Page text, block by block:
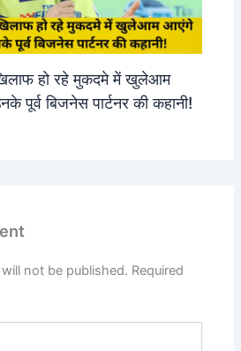
हो रहे मुकदमे में खुलेआम
पूर्व बिजनेस पार्टनर की कहानी!
not be published. Required